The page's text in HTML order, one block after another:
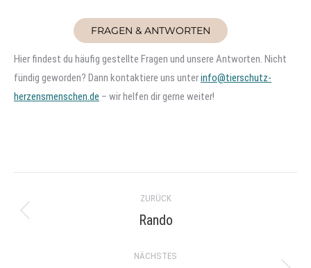
FRAGEN & ANTWORTEN
Hier findest du häufig gestellte Fragen und unsere Antworten. Nicht
fündig geworden? Dann kontaktiere uns unterinfo@tierschutz-
herzensmenschen.de – wir helfen dir gerne weiter!
navigation
ZURÜCK
Previous
Rando
NÄCHSTES